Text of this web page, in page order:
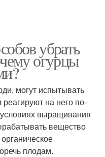
убрать
огурцы
могут испытывать
реагируют на него по-
выращивания
вещество
плодам.